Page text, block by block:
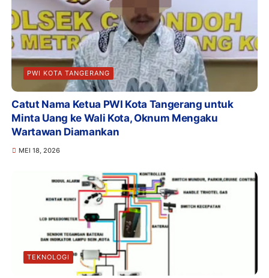
PWI KOTA TANGERANG
Catut Nama Ketua PWI Kota Tangerang untuk
Minta Uang ke Wali Kota, Oknum Mengaku
Wartawan Diamankan
MEI 18, 2026
TEKNOLOGI